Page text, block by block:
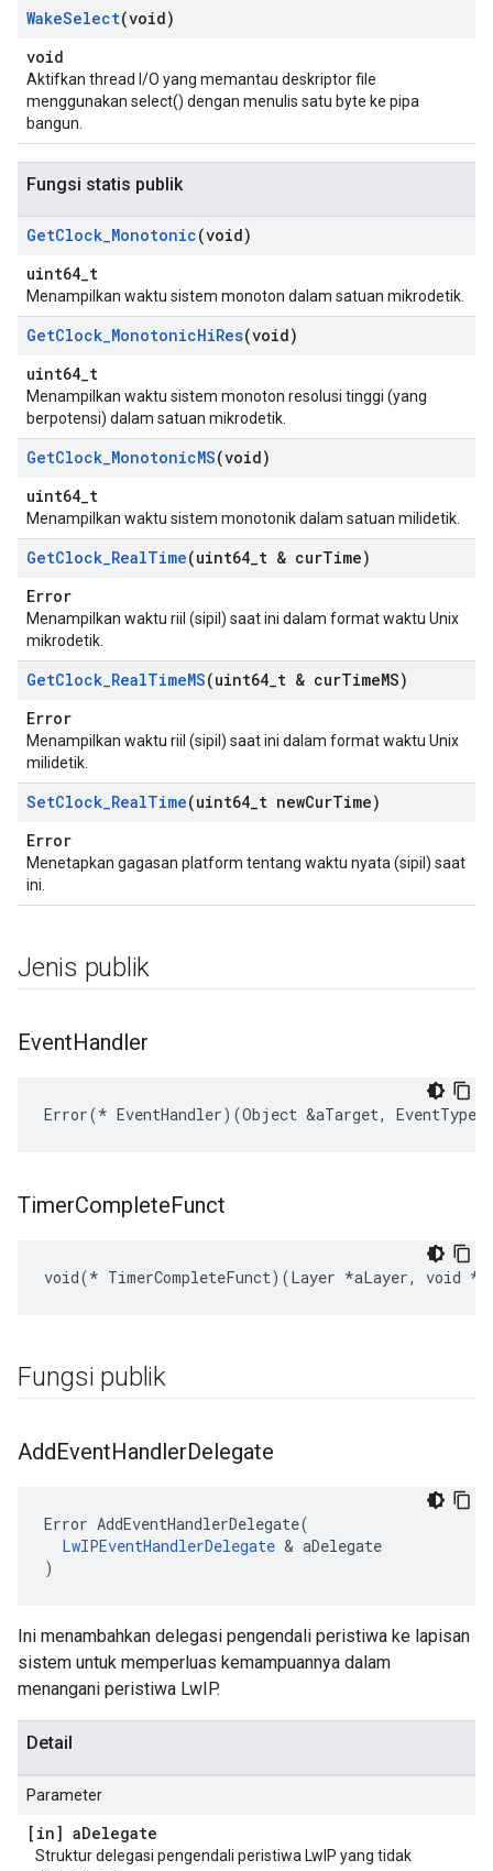
WakeSelect(void)
void
Aktifkan thread I/O yang memantau deskriptor file
menggunakan select() dengan menulis satu byte ke pipa
bangun.
Fungsi statis publik
GetClock_Monotonic(void)
uint64_t
Menampilkan waktu sistem monoton dalam satuan mikrodetik.
GetClock_MonotonicHiRes(void)
uint64_t
Menampilkan waktu sistem monoton resolusi tinggi (yang
berpotensi) dalam satuan mikrodetik.
GetClock_MonotonicMS(void)
uint64_t
Menampilkan waktu sistem monotonik dalam satuan milidetik.
GetClock_RealTime(uint64 t & curTime)
Error
Menampilkan waktu riil (sipil) saat ini dalam format waktu Unix
mikrodetik.
GetClock_RealTimeMS(uint64 t & curTimeMS)
Error
Menampilkan waktu riil (sipil) saat ini dalam format waktu Unix
milidetik.
SetClock_RealTime(uint64 t newCurTime)
Error
Menetapkan gagasan platform tentang waktu nyata (sipil) saat
ini.
Jenis publik
EventHandler
Error(* EventHandler)(Object &aTarget, EventType
TimerCompleteFunct
void(* TimerCompleteFunct)(Layer *aLayer, void
Fungsi publik
AddEventHandlerDelegate
Error AddEventHandlerDelegate(
LwIPEventHandlerDelegate & aDelegate
)
Ini menambahkan delegasi pengendali peristiwa ke lapisan
sistem untuk memperluas kemampuannya dalam
menangani peristiwa LwIP.
Detail
Parameter
[in] aDelegate
Struktur delegasi pengendali peristiwa LwIP yang tidak